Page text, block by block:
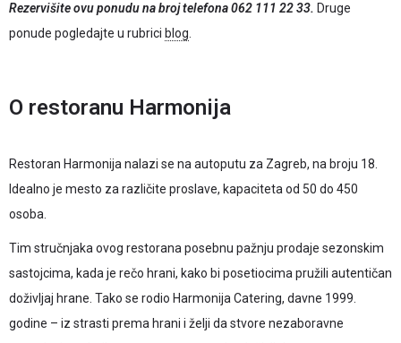
Rezervišite ovu ponudu na broj telefona 062 111 22 33. Druge
ponude pogledajte u rubrici blog
O restoranu Harmonija
Restoran Harmonija nalazi se na autoputu za Zagreb, na broju 18.
Idealno je mesto za različite proslave, kapaciteta od 50 do 450
osoba.
Tim stručnjaka ovog restorana posebnu pažnju prodaje sezonskim
sastojcima, kada je rečo hrani, kako bi posetiocima pružili autentičan
doživljaj hrane. Tako se rodio Harmonija Catering, davne 1999.
godine – iz strasti prema hrani i želji da stvore nezaboravne